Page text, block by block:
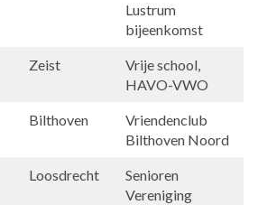
Lustrum
bijeenkomst
Zeist
Vrije school,
HAVO-VWO
Bilthoven
Vriendenclub
Bilthoven Noord
Loosdrecht
Senioren
Vereniging